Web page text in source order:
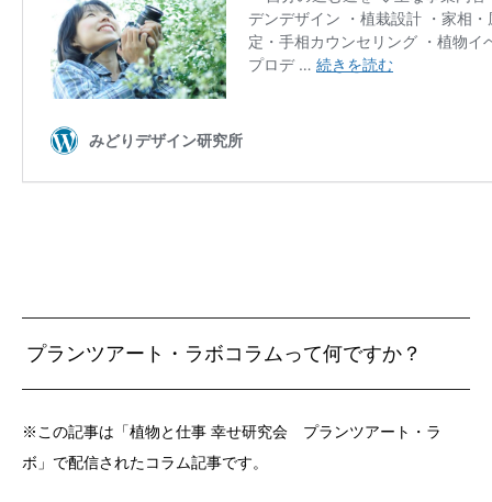
プランツアート・ラボコラムって何ですか？
※この記事は「植物と仕事 幸せ研究会 プランツアート・ラ
ボ」で配信されたコラム記事です。